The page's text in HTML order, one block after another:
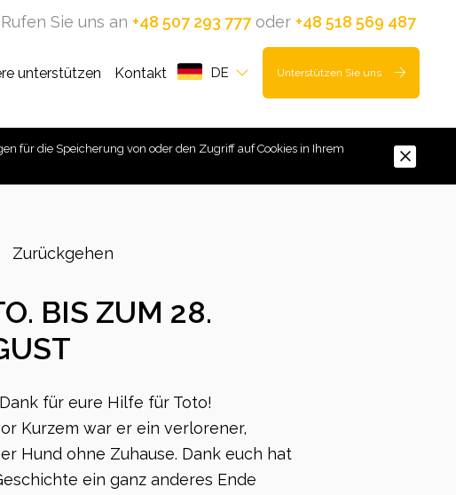
Rufen Sie uns an +48 507 293 777oder +48 518 569 487
unterstützen Kontakt DE Unterstützen Sie uns
für die Speicherung von oder den Zugriff auf Cookies in Ihrem
Zurückgehen
BIS ZUM 28.
für eure Hilfe für Toto!
Kurzem war er ein verlorener,
Hund ohne Zuhause. Dank euch hat
ein ganz anderes Ende